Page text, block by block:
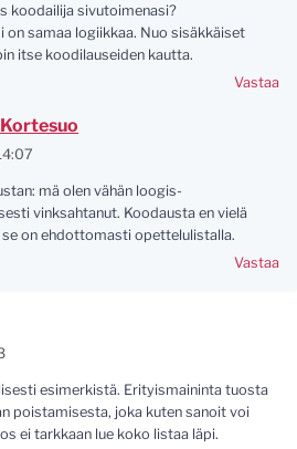
koodailija sivutoimenasi?
on samaa logiikkaa. Nuo sisäkkäiset
itse koodilauseiden kautta.
Vastaa
mä olen vähän loogis-
vinksahtanut. Koodausta en vielä
on ehdottomasti opettelulistalla.
Vastaa
esimerkistä. Erityismaininta tuosta
poistamisesta, joka kuten sanoit voi
ei tarkkaan lue koko listaa läpi.